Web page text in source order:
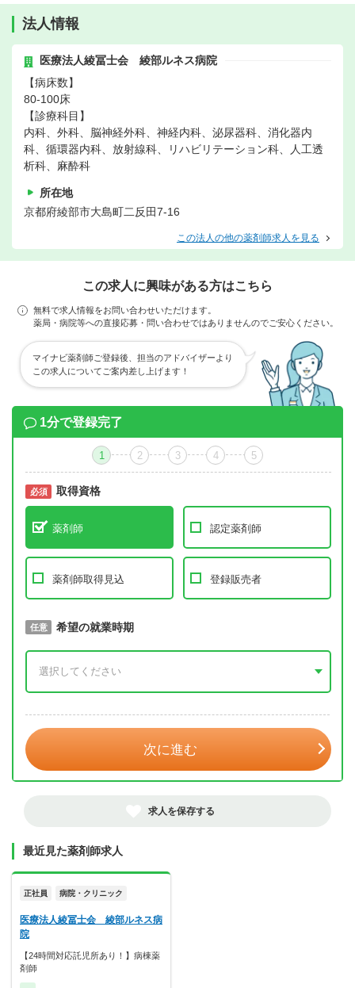
法人情報
医療法人綾冨士会 綾部ルネス病院
【病床数】
80-100床
【診療科目】
内科、外科、脳神経外科、神経内科、泌尿器科、消化器内
科、循環器内科、放射線科、リハビリテーション科、人工透
析科、麻酔科
所在地
京都府綾部市大島町二反田7-16
この法人の他の薬剤師求人を見る
この求人に興味がある方はこちら
無料で求人情報をお問い合わせいただけます。
薬局・病院等への直接応募・問い合わせではありませんのでご安心ください。
マイナビ薬剤師ご登録後、担当のアドバイザーより
この求人についてご案内差し上げます！
1分で登録完了
1 2 3 4 5
必須 取得資格
薬剤師 認定薬剤師
薬剤師取得見込 登録販売者
必須 取得予定年
任意 希望の就業時期
次に進む
求人を保存する
最近見た薬剤師求人
正社員 病院・クリニック
医療法人綾冨士会 綾部ルネス病
院
【24時間対応託児所あり！】病棟薬
剤師